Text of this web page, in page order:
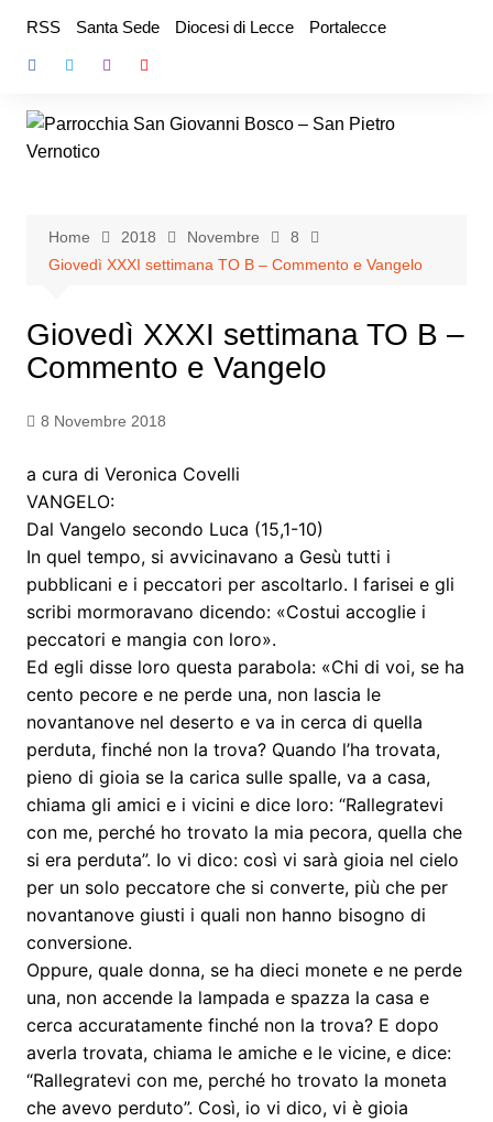
contenuto
RSS Santa Sede Diocesi di Lecce Portalecce
Home 2018 Novembre
8
Giovedì XXXI settimana TO B – Commento e Vangelo
Giovedì XXXI settimana TO B –
Commento e Vangelo
8 Novembre 2018
a cura di Veronica Covelli
VANGELO:
Dal Vangelo secondo Luca (15,1-10)
In quel tempo, si avvicinavano a Gesù tutti i
pubblicani e i peccatori per ascoltarlo. I farisei e gli
scribi mormoravano dicendo: «Costui accoglie i
peccatori e mangia con loro».
Ed egli disse loro questa parabola: «Chi di voi, se ha
cento pecore e ne perde una, non lascia le
novantanove nel deserto e va in cerca di quella
perduta, finché non la trova? Quando l’ha trovata,
pieno di gioia se la carica sulle spalle, va a casa,
chiama gli amici e i vicini e dice loro: “Rallegratevi
con me, perché ho trovato la mia pecora, quella che
si era perduta”. Io vi dico: così vi sarà gioia nel cielo
per un solo peccatore che si converte, più che per
novantanove giusti i quali non hanno bisogno di
conversione.
Oppure, quale donna, se ha dieci monete e ne perde
una, non accende la lampada e spazza la casa e
cerca accuratamente finché non la trova? E dopo
averla trovata, chiama le amiche e le vicine, e dice:
“Rallegratevi con me, perché ho trovato la moneta
che avevo perduto”. Così, io vi dico, vi è gioia